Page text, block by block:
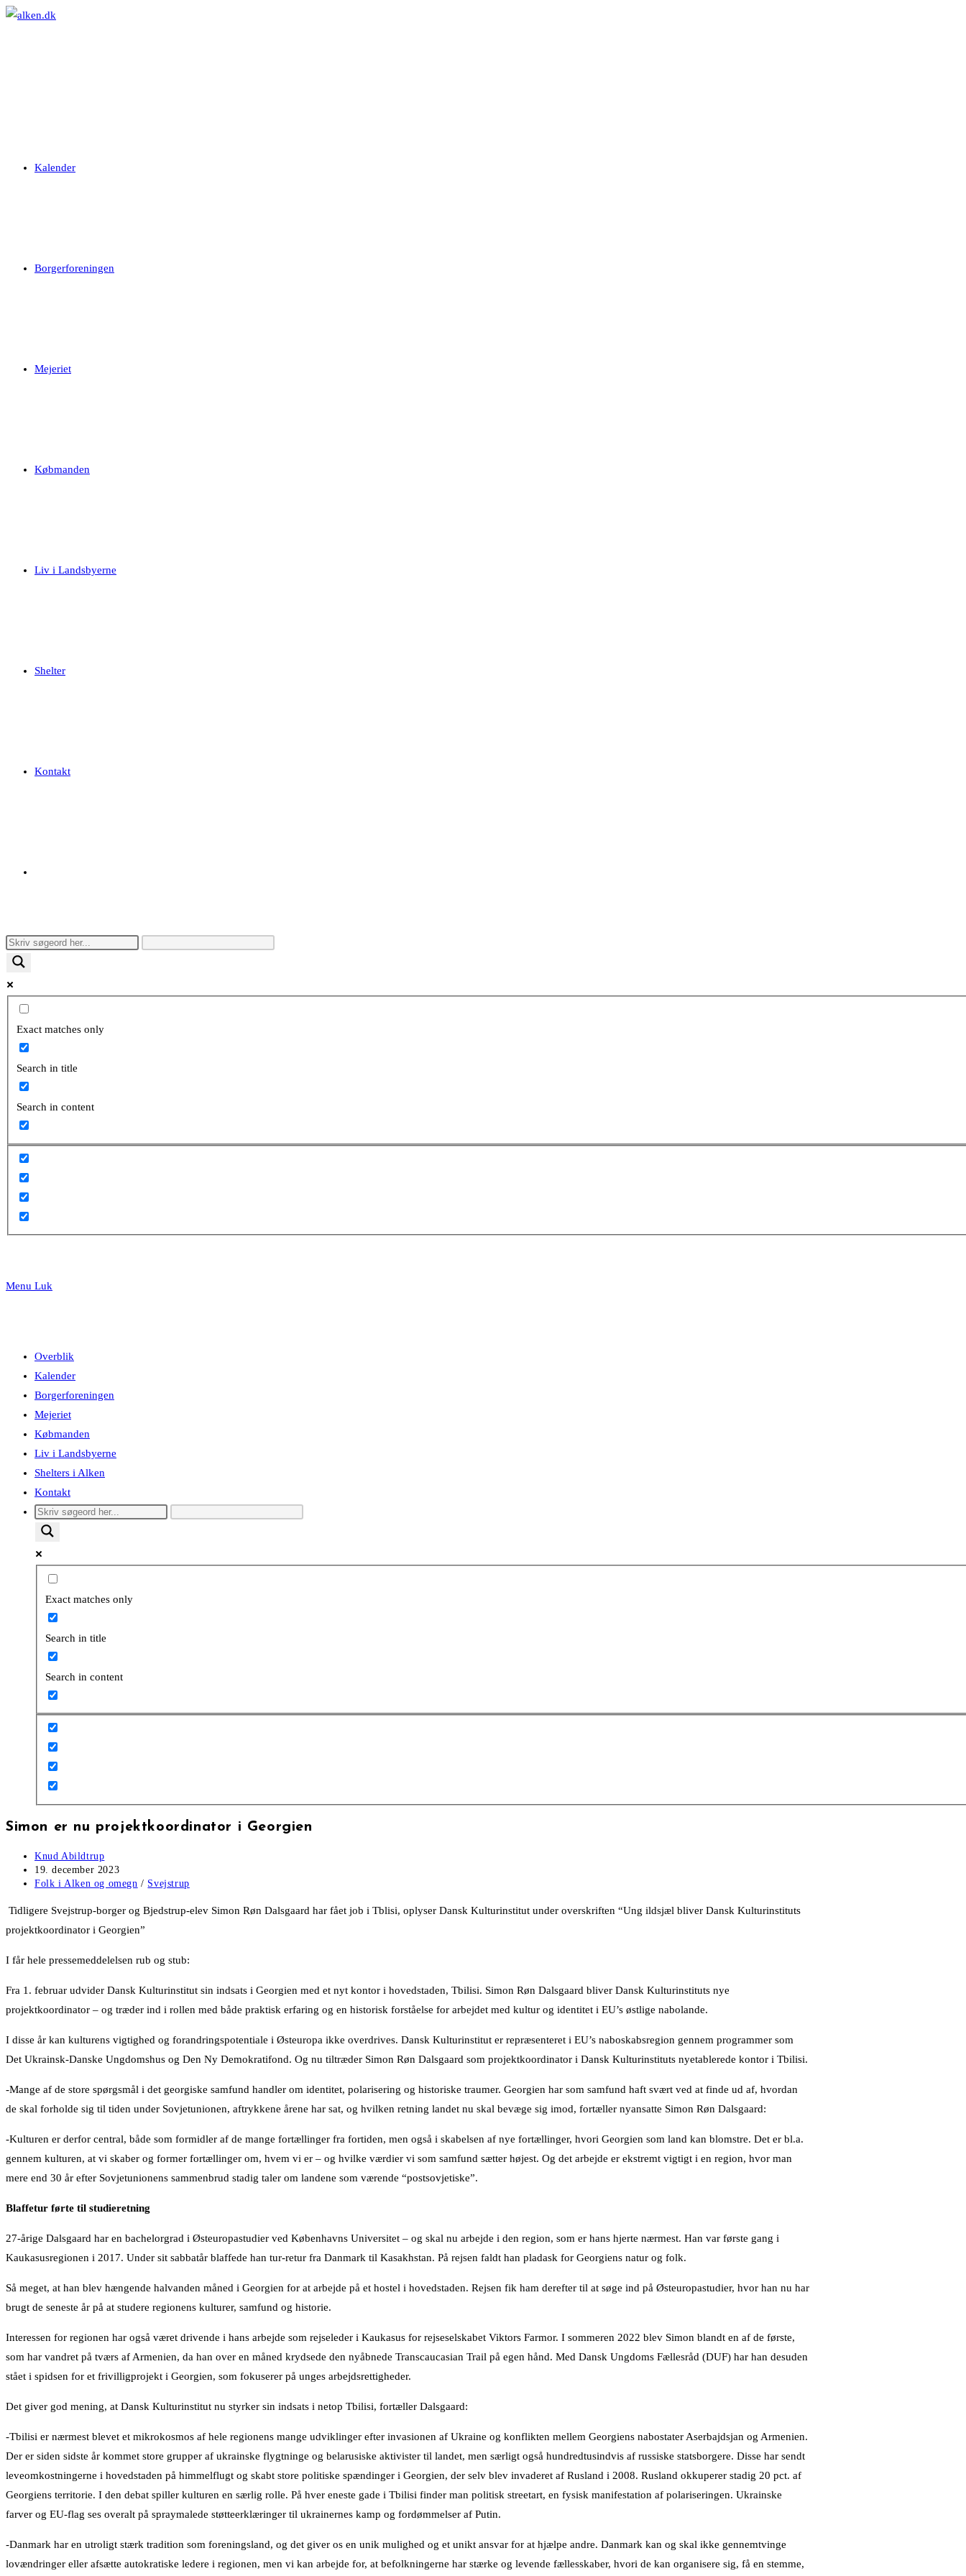
Skip
Kalender
Borgerforeningen
Mejeriet
Købmanden
Liv i Landsbyerne
Shelter
Kontakt
search
Exact matches only
Search in title
Search in content
Menu Luk
Overblik
Kalender
Borgerforeningen
Mejeriet
Købmanden
Liv i Landsbyerne
Shelters i Alken
Kontakt
Exact matches only
Search in title
Search in content
Simon er nu projektkoordinator i Georgien
Post
author:
Knud Abildtrup
Post
published:
19. december 2023
Post
Folk i Alken og omegn / Svejstrup
Tidligere Svejstrup-borger og Bjedstrup-elev Simon Røn Dalsgaard har fået job i Tblisi, oplyser Dansk Kulturinstitut under overskriften “Ung ildsjæl bliver Dansk Kulturinstituts
projektkoordinator i Georgien”
I får hele pressemeddelelsen rub og stub:
Fra 1. februar udvider Dansk Kulturinstitut sin indsats i Georgien med et nyt kontor i hovedstaden, Tbilisi. Simon Røn Dalsgaard bliver Dansk Kulturinstituts nye
projektkoordinator – og træder ind i rollen med både praktisk erfaring og en historisk forståelse for arbejdet med kultur og identitet i EU’s østlige nabolande.
I disse år kan kulturens vigtighed og forandringspotentiale i Østeuropa ikke overdrives. Dansk Kulturinstitut er repræsenteret i EU’s naboskabsregion gennem programmer som
Det Ukrainsk-Danske Ungdomshus og Den Ny Demokratifond. Og nu tiltræder Simon Røn Dalsgaard som projektkoordinator i Dansk Kulturinstituts nyetablerede kontor i Tbilisi.
-Mange af de store spørgsmål i det georgiske samfund handler om identitet, polarisering og historiske traumer. Georgien har som samfund haft svært ved at finde ud af, hvordan
de skal forholde sig til tiden under Sovjetunionen, aftrykkene årene har sat, og hvilken retning landet nu skal bevæge sig imod, fortæller nyansatte Simon Røn Dalsgaard:
-Kulturen er derfor central, både som formidler af de mange fortællinger fra fortiden, men også i skabelsen af nye fortællinger, hvori Georgien som land kan blomstre. Det er bl.a.
gennem kulturen, at vi skaber og former fortællinger om, hvem vi er – og hvilke værdier vi som samfund sætter højest. Og det arbejde er ekstremt vigtigt i en region, hvor man
mere end 30 år efter Sovjetunionens sammenbrud stadig taler om landene som værende “postsovjetiske”.
Blaffetur førte til studieretning
27-årige Dalsgaard har en bachelorgrad i Østeuropastudier ved Københavns Universitet – og skal nu arbejde i den region, som er hans hjerte nærmest. Han var første gang i
Kaukasusregionen i 2017. Under sit sabbatår blaffede han tur-retur fra Danmark til Kasakhstan. På rejsen faldt han pladask for Georgiens natur og folk.
Så meget, at han blev hængende halvanden måned i Georgien for at arbejde på et hostel i hovedstaden. Rejsen fik ham derefter til at søge ind på Østeuropastudier, hvor han nu har
brugt de seneste år på at studere regionens kulturer, samfund og historie.
Interessen for regionen har også været drivende i hans arbejde som rejseleder i Kaukasus for rejseselskabet Viktors Farmor. I sommeren 2022 blev Simon blandt en af de første,
som har vandret på tværs af Armenien, da han over en måned krydsede den nyåbnede Transcaucasian Trail på egen hånd. Med Dansk Ungdoms Fællesråd (DUF) har han desuden
stået i spidsen for et frivilligprojekt i Georgien, som fokuserer på unges arbejdsrettigheder.
Det giver god mening, at Dansk Kulturinstitut nu styrker sin indsats i netop Tbilisi, fortæller Dalsgaard:
-Tbilisi er nærmest blevet et mikrokosmos af hele regionens mange udviklinger efter invasionen af Ukraine og konflikten mellem Georgiens nabostater Aserbajdsjan og Armenien.
Der er siden sidste år kommet store grupper af ukrainske flygtninge og belarusiske aktivister til landet, men særligt også hundredtusindvis af russiske statsborgere. Disse har sendt
leveomkostningerne i hovedstaden på himmelflugt og skabt store politiske spændinger i Georgien, der selv blev invaderet af Rusland i 2008. Rusland okkuperer stadig 20 pct. af
Georgiens territorie. I den debat spiller kulturen en særlig rolle. På hver eneste gade i Tbilisi finder man politisk streetart, en fysisk manifestation af polariseringen. Ukrainske
farver og EU-flag ses overalt på spraymalede støtteerklæringer til ukrainernes kamp og fordømmelser af Putin.
-Danmark har en utroligt stærk tradition som foreningsland, og det giver os en unik mulighed og et unikt ansvar for at hjælpe andre. Danmark kan og skal ikke gennemtvinge
lovændringer eller afsætte autokratiske ledere i regionen, men vi kan arbejde for, at befolkningerne har stærke og levende fællesskaber, hvori de kan organisere sig, få en stemme,